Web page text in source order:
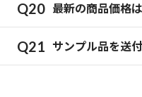
最新の商品価格
サンプル品を送